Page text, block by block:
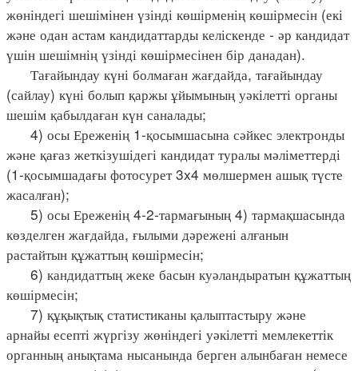
жөніндегі шешімінен үзінді көшірменің көшірмесін (екі
және одан астам кандидаттарды келіскенде - әр кандидат
үшін шешімнің үзінді көшірмесінен бір данадан).
Тағайындау күні болмаған жағдайда, тағайындау
(сайлау) күні болып қаржы ұйымының уәкілетті органы
шешім қабылдаған күн саналады;
4) осы Ереженің 1-қосымшасына сәйкес электронды
және қағаз жеткізушідегі кандидат туралы мәліметтерді
(1-қосымшадағы фотосурет 3x4 мөлшермен ашық түсте
жасалған);
5) осы Ереженің 4-2-тармағының 4) тармақшасында
көзделген жағдайда, ғылыми дәрежені алғанын
растайтын құжаттың көшірмесін;
6) кандидаттың жеке басын куәландыратын құжаттың
көшірмесін;
7) құқықтық статистиканы қалыптастыру және
арнайы есепті жүргізу жөніндегі уәкілетті мемлекеттік
органның анықтама нысанында берген алынбаған немесе